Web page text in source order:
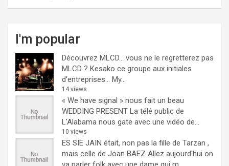
I'm popular
Découvrez MLCD… vous ne le regretterez pas
MLCD ? Kesako ce groupe aux initiales
d’entreprises… My...
14 views
« We have signal » nous fait un beau
WEDDING PRESENT La télé public de
L'Alabama nous gate avec une vidéo de...
10 views
ES SIE JAIN était, non pas la fille de Tarzan ,
mais celle de Joan BAEZ Allez aujourd'hui on